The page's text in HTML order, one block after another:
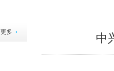
中
更多